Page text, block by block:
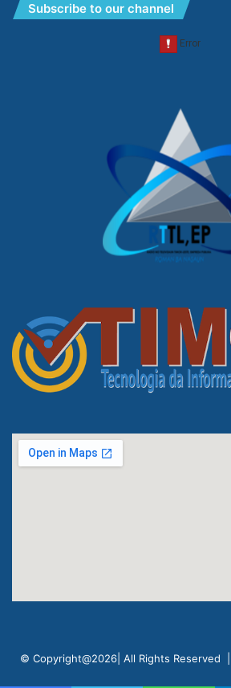
Subscribe to our channel
© Copyright@2026| All Rights Reserved |